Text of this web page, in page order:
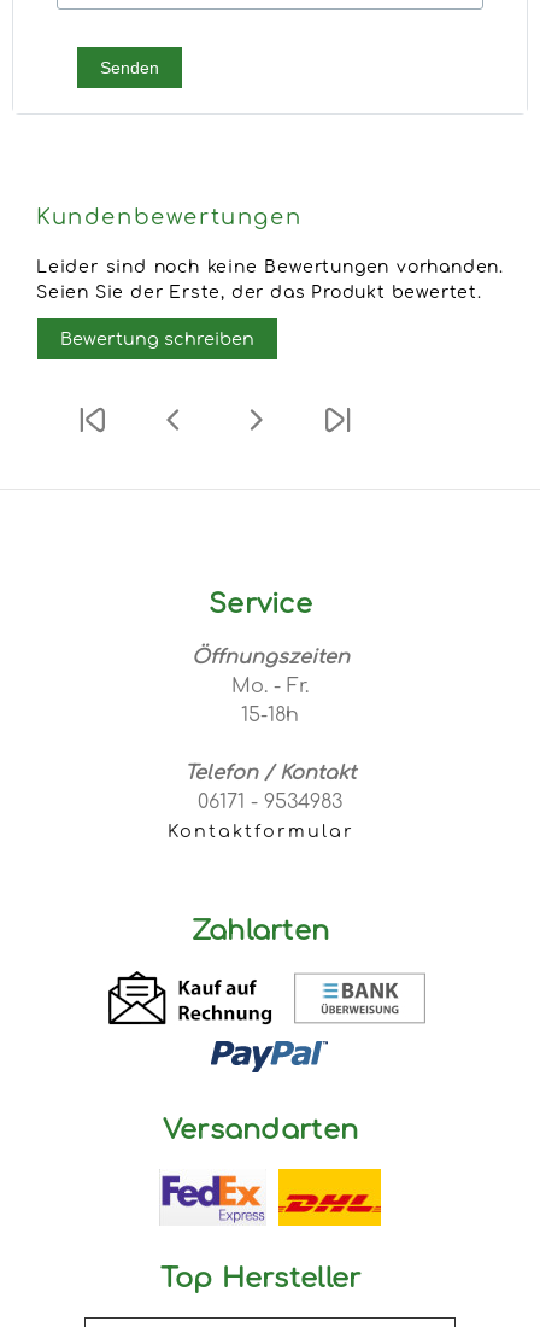
Senden
Kundenbewertungen
Leider sind noch keine Bewertungen vorhanden.
Seien Sie der Erste, der das Produkt bewertet.
Bewertung schreiben
Service
Öffnungszeiten
Mo. - Fr.
15-18h
Telefon / Kontakt
06171 - 9534983
Kontaktformular
Zahlarten
Versandarten
Top Hersteller